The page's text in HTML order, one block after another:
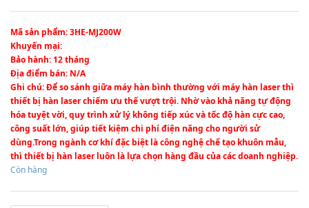
Mã sản phẩm: 3HE-MJ200W
Khuyến mại:
Bảo hành: 12 tháng
Địa điểm bán: N/A
Ghi chú: Để so sánh giữa máy hàn bình thường với máy hàn laser thì
thiết bị hàn laser chiếm ưu thế vượt trội. Nhờ vào khả năng tự động
hóa tuyệt vời, quy trình xử lý không tiếp xúc và tốc độ hàn cực cao,
công suất lớn, giúp tiết kiệm chi phí điện năng cho người sử
dùng.Trong ngành cơ khí đặc biệt là công nghệ chế tạo khuôn mẫu,
thì thiết bị hàn laser luôn là lựa chọn hàng đầu của các doanh nghiệp.
Còn hàng